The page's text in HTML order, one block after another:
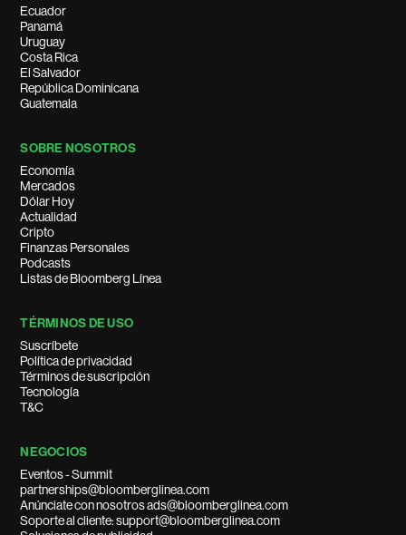
Ecuador
Panamá
Uruguay
Costa Rica
El Salvador
República Dominicana
Guatemala
SOBRE NOSOTROS
Economía
Mercados
Dólar Hoy
Actualidad
Cripto
Finanzas Personales
Podcasts
Listas de Bloomberg Línea
TÉRMINOS DE USO
Suscríbete
Política de privacidad
Términos de suscripción
Tecnología
T&C
NEGOCIOS
Eventos - Summit
partnerships@bloomberglinea.com
Anúnciate con nosotros ads@bloomberglinea.com
Soporte al cliente: support@bloomberglinea.com